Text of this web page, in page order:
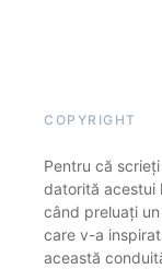
COPYRIGHT
Pentru că
datorită acestui
când preluați
care v-a
această